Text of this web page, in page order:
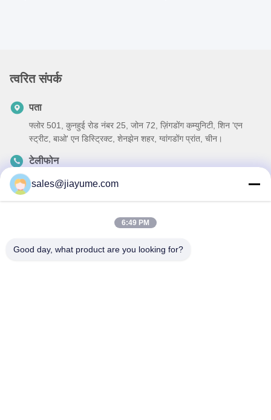
त्वरित संपर्क
पता
फ्लोर 501, कुनहुई रोड नंबर 25, जोन 72, ज़िंगडोंग कम्युनिटी, शिन 'एन
स्ट्रीट, बाओ' एन डिस्ट्रिक्ट, शेनझेन शहर, ग्वांगडोंग प्रांत, चीन।
टेलीफोन
86-135-09695040
ईमेल
sales@jiayume.com
6:49 PM
Good day, what product are you looking for?